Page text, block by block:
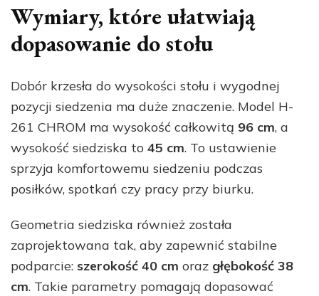
Wymiary, które ułatwiają
dopasowanie do stołu
Dobór krzesła do wysokości stołu i wygodnej
pozycji siedzenia ma duże znaczenie. Model H-
261 CHROM ma wysokość całkowitą 96 cm, a
wysokość siedziska to 45 cm. To ustawienie
sprzyja komfortowemu siedzeniu podczas
posiłków, spotkań czy pracy przy biurku.
Geometria siedziska również została
zaprojektowana tak, aby zapewnić stabilne
podparcie: szerokość 40 cm oraz głębokość 38
cm. Takie parametry pomagają dopasować